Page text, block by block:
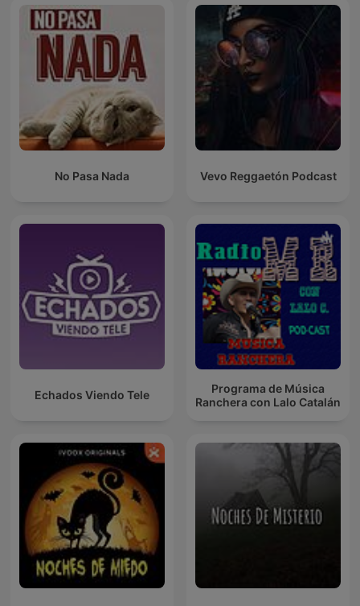
No Pasa Nada Vevo Reggaetón Podcast
Echados Viendo Tele
Programa de Música
Ranchera con Lalo Catalán